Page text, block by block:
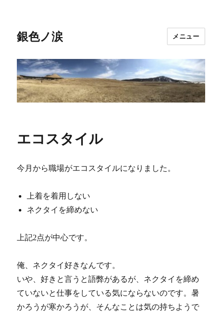
銀色ノ涙 メニュー
エコスタイル
今月から職場がエコスタイルになりました。
上着を着用しない
ネクタイを締めない
上記2点が中心です。
俺、ネクタイ好きなんです。
いや、好きと言うと語弊があるが、ネクタイを締め
ていないと仕事をしている気にならないのです。暑
かろうが寒かろうが、そんなことは気の持ちようで